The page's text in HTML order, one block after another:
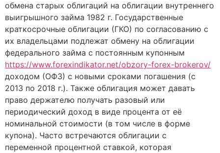
обмена старых облигаций на облигации внутреннего
выигрышного займа 1982 г. Государственные
краткосрочные облигации (ГКО) по согласованию с
их владельцами подлежат обмену на облигации
федерального займа с постоянным купонным
https://www.forexindikator.net/obzory-forex-brokerov/
доходом (ОФЗ) с новыми сроками погашения (с
2013 по 2018 г.). Также облигация может давать
право держателю получать разовый или
периодический доход в виде процента от её
номинальной стоимости (в том числе в форме
купона). Часто встречаются облигации с
переменной процентной ставкой, которая